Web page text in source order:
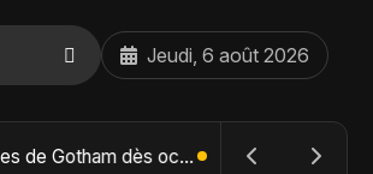
Jeudi, 6 août 2026
The Batman : Part II – Robert Pattinson replonge dans les ténèbres de Gotham dès octobre 2027